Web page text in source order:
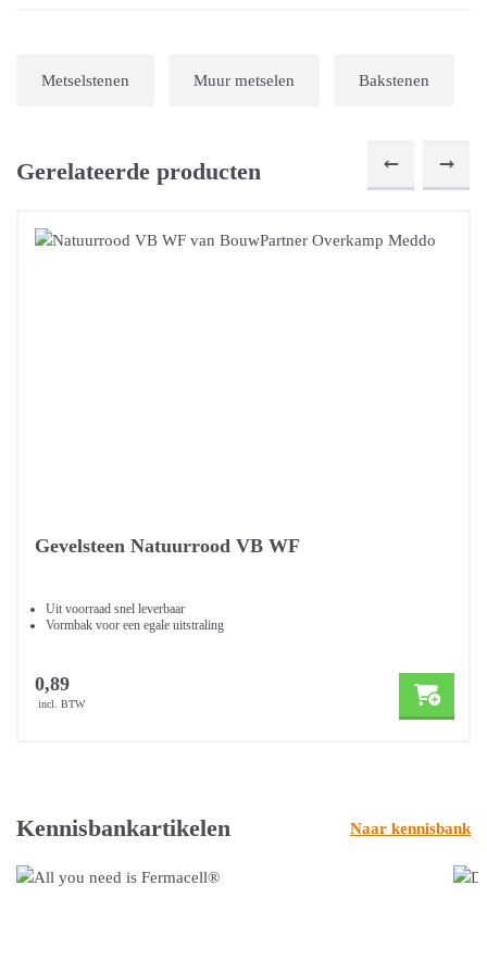
Metselstenen Muur metselen Bakstenen
Gerelateerde producten
Gevelsteen Natuurrood VB WF
Uit voorraad snel leverbaar
Vormbak voor een egale uitstraling
0,89
incl. BTW
Kennisbankartikelen Naar kennisbank